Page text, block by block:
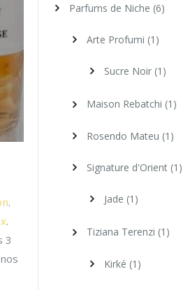
.
.
3
Parfums de Niche (6)
Arte Profumi (1)
Sucre Noir (1)
Maison Rebatchi (1)
Rosendo Mateu (1)
Signature d'Orient (1)
Jade (1)
Tiziana Terenzi (1)
Kirké (1)